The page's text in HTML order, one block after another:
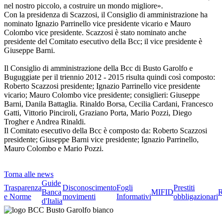
nel nostro piccolo, a costruire un mondo migliore».
Con la presidenza di Scazzosi, il Consiglio di amministrazione ha
nominato Ignazio Parrinello vice presidente vicario e Mauro
Colombo vice presidente. Scazzosi è stato nominato anche
presidente del Comitato esecutivo della Bcc; il vice presidente è
Giuseppe Barni.
Il Consiglio di amministrazione della Bcc di Busto Garolfo e
Buguggiate per il triennio 2012 - 2015 risulta quindi così composto:
Roberto Scazzosi presidente; Ignazio Parrinello vice presidente
vicario; Mauro Colombo vice presidente; consiglieri: Giuseppe
Barni, Danila Battaglia. Rinaldo Borsa, Cecilia Cardani, Francesco
Gatti, Vittorio Pinciroli, Graziano Porta, Mario Pozzi, Diego
Trogher e Andrea Rinaldi.
Il Comitato esecutivo della Bcc è composto da: Roberto Scazzosi
presidente; Giuseppe Barni vice presidente; Ignazio Parrinello,
Mauro Colombo e Mario Pozzi.
Torna alle news
Trasparenza
e Norme
Guide
Banca
d'Italia
Disconoscimento
movimenti
Fogli
Informativi
MIFID
Prestiti
obbligazionari